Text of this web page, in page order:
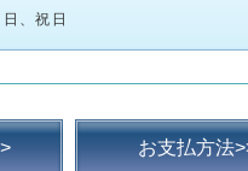
、祝日
お支払方法